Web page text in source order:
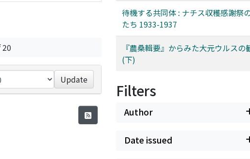
Update
待機する共同体 : ナチス収穫感謝祭
たち 1933-1937
『農桑輯要』からみた大元ウルスの
(下)
Filters
Author
Date issued